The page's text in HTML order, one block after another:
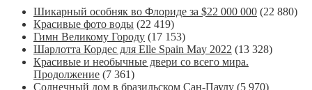
Шикарный особняк во Флориде за $22 000 000 (22 880)
Красивые фото воды (22 419)
Гимн Великому Городу (17 153)
Шарлотта Кордес для Elle Spain May 2022 (13 328)
Красивые и необычные двери со всего мира.
Продолжение (7 361)
Солнечный дом в бразильском Сан-Паулу (5 970)